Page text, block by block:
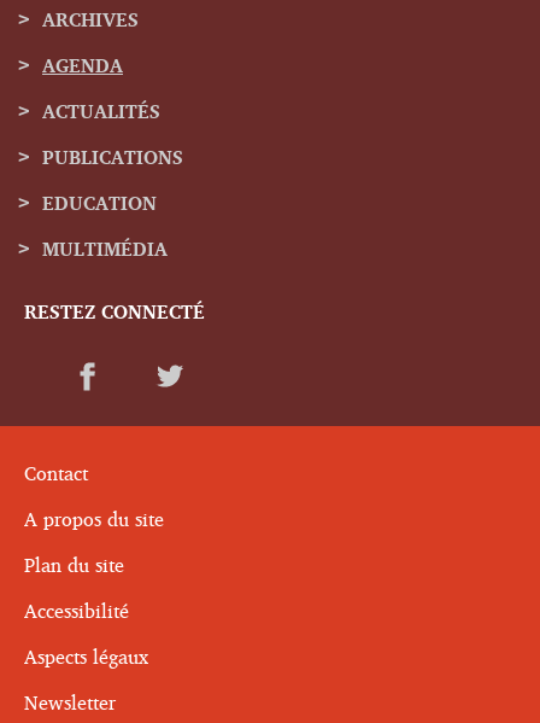
Menu
de
navigation
ARCHIVES
AGENDA
ACTUALITÉS
PUBLICATIONS
EDUCATION
MULTIMÉDIA
RESTEZ CONNECTÉ
Contact
A propos du site
Plan du site
Accessibilité
Aspects légaux
Newsletter